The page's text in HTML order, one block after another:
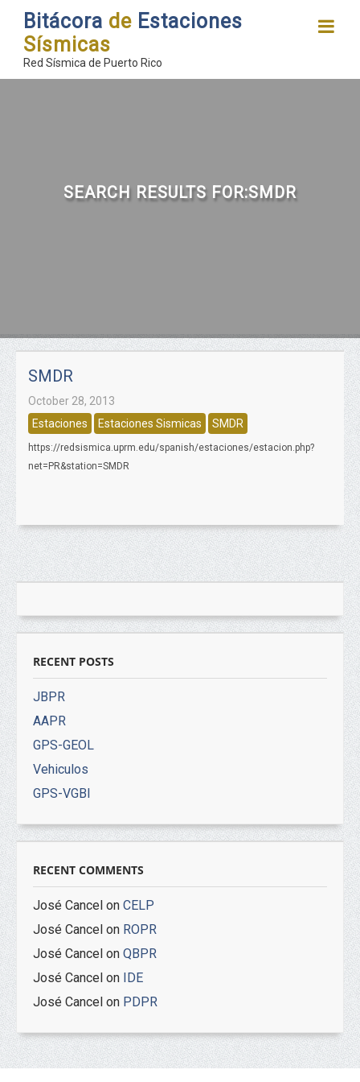
Bitácora de Estaciones
Sísmicas
Red Sísmica de Puerto Rico
SEARCH RESULTS FOR:SMDR
SMDR
October 28, 2013
Estaciones
Estaciones Sismicas SMDR
https://redsismica.uprm.edu/spanish/estaciones/estacion.php?
net=PR&station=SMDR
RECENT POSTS
JBPR
AAPR
GPS-GEOL
Vehiculos
GPS-VGBI
RECENT COMMENTS
José Cancel on CELP
José Cancel on ROPR
José Cancel on QBPR
José Cancel on IDE
José Cancel on PDPR